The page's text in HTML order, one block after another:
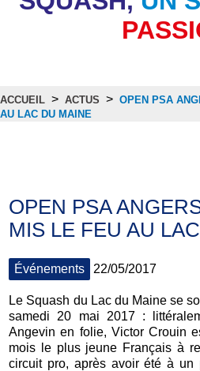
ACCUEIL > ACTUS > OPEN PSA
AU LAC DU MAINE
OPEN PSA
MIS LE FEU AU
Événements 22/05/2017
Le Squash du Lac du Maine se
samedi 20 mai 2017 :
Angevin en folie, Victor Crouin
mois le plus jeune Français à
circuit pro, après avoir été à un